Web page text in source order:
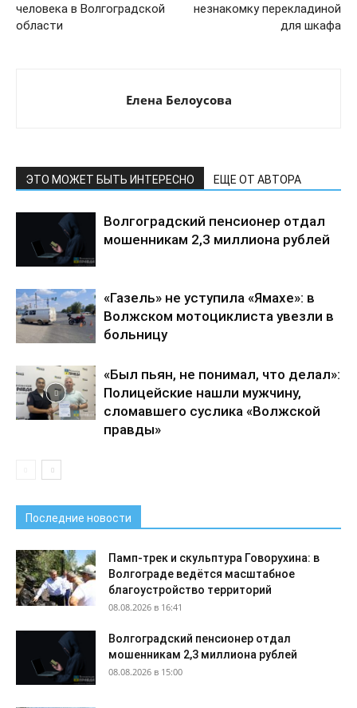
человека в Волгоградской
области
незнакомку перекладиной
для шкафа
Елена Белоусова
ЭТО МОЖЕТ БЫТЬ ИНТЕРЕСНО ЕЩЕ ОТ АВТОРА
Волгоградский пенсионер отдал
мошенникам 2,3 миллиона рублей
«Газель» не уступила «Ямахе»: в
Волжском мотоциклиста увезли в
больницу
«Был пьян, не понимал, что делал»:
Полицейские нашли мужчину,
сломавшего суслика «Волжской
правды»
Последние новости
Памп-трек и скульптура Говорухина: в
Волгограде ведётся масштабное
благоустройство территорий
08.08.2026 в 16:41
Волгоградский пенсионер отдал
мошенникам 2,3 миллиона рублей
08.08.2026 в 15:00